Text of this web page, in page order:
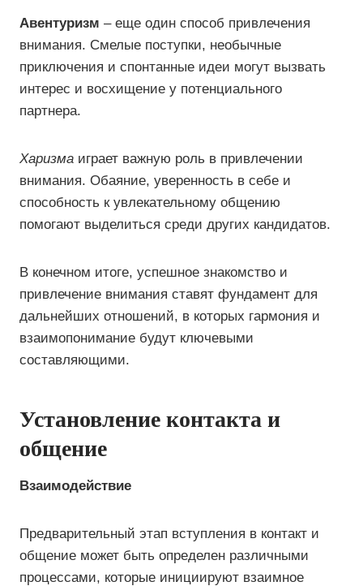
Авентуризм – еще один способ привлечения
внимания. Смелые поступки, необычные
приключения и спонтанные идеи могут вызвать
интерес и восхищение у потенциального
партнера.
Харизма играет важную роль в привлечении
внимания. Обаяние, уверенность в себе и
способность к увлекательному общению
помогают выделиться среди других кандидатов.
В конечном итоге, успешное знакомство и
привлечение внимания ставят фундамент для
дальнейших отношений, в которых гармония и
взаимопонимание будут ключевыми
составляющими.
Установление контакта и
общение
Взаимодействие
Предварительный этап вступления в контакт и
общение может быть определен различными
процессами, которые инициируют взаимное